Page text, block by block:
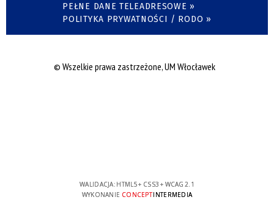
PEŁNE DANE TELEADRESOWE »
POLITYKA PRYWATNOŚCI / RODO »
© Wszelkie prawa zastrzeżone, UM Włocławek
WALIDACJA: HTML5+ CSS3 + WCAG 2.1
WYKONANIE CONCEPTINTERMEDIA